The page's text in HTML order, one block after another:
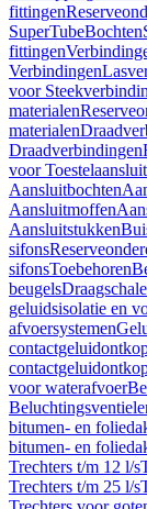
fittingen
SuperTubeBochten
fittingen
Verbindingen
voor
materialen
materialen
Draadverbindingen
voor
Aansluitbochten
Aansluitmoffen
Aansluitstukken
sifons
sifonsToebehoren
beugels
geluidsisolatie en
afvoersystemen
voor waterafvoer
bitumen- en
bitumen- en
Trechters t/m 12 l/s
Trechters t/m 25 l/s